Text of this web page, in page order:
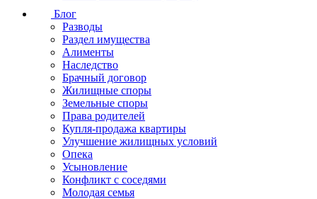
Блог
Разводы
Раздел имущества
Алименты
Наследство
Брачный договор
Жилищные споры
Земельные споры
Права родителей
Купля-продажа квартиры
Улучшение жилищных условий
Опека
Усыновление
Конфликт с соседями
Молодая семья